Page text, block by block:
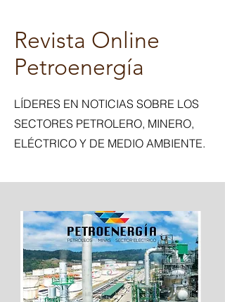
Revista Online
Petroenergía
LÍDERES EN NOTICIAS SOBRE LOS
SECTORES PETROLERO, MINERO,
ELÉCTRICO Y DE MEDIO AMBIENTE.